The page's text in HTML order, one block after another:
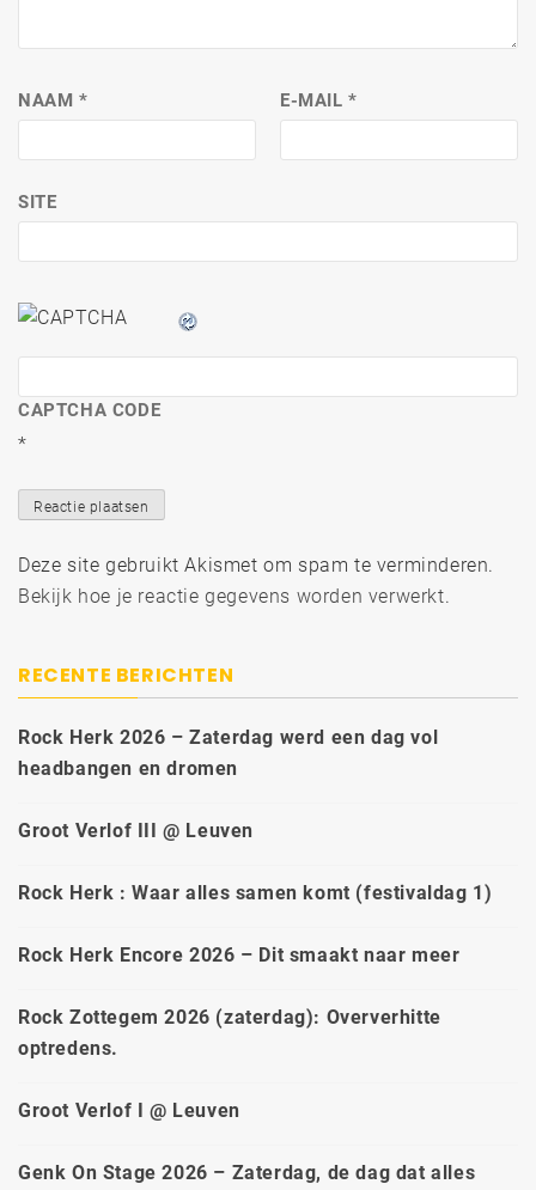
NAAM * E-MAIL*
SITE
CAPTCHA CODE
*
Deze site gebruikt Akismet om spam te verminderen.
Bekijk hoe je reactie gegevens worden verwerkt.
RECENTE BERICHTEN
Rock Herk 2026 – Zaterdag werd een dag vol
headbangen en dromen
Groot Verlof III @ Leuven
Rock Herk : Waar alles samen komt (festivaldag 1)
Rock Herk Encore 2026 – Dit smaakt naar meer
Rock Zottegem 2026 (zaterdag): Oververhitte
optredens.
Groot Verlof I @ Leuven
Genk On Stage 2026 – Zaterdag, de dag dat alles